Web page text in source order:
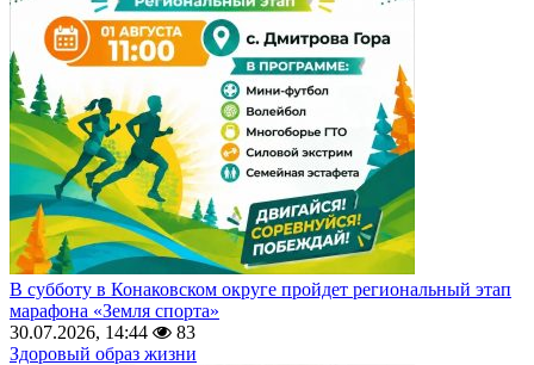
В субботу в Конаковском округе пройдет региональный этап
марафона «Земля спорта»
30.07.2026, 14:44
83
Здоровый образ жизни